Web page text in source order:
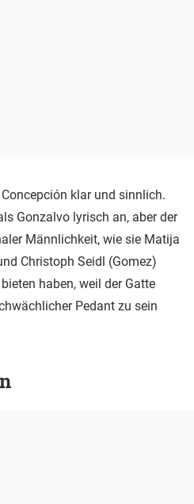
klar und sinnlich.
Gonzalvo lyrisch an, aber der
Männlichkeit, wie sie Matija
Christoph Seidl (Gomez)
haben, weil der Gatte
Pedant zu sein